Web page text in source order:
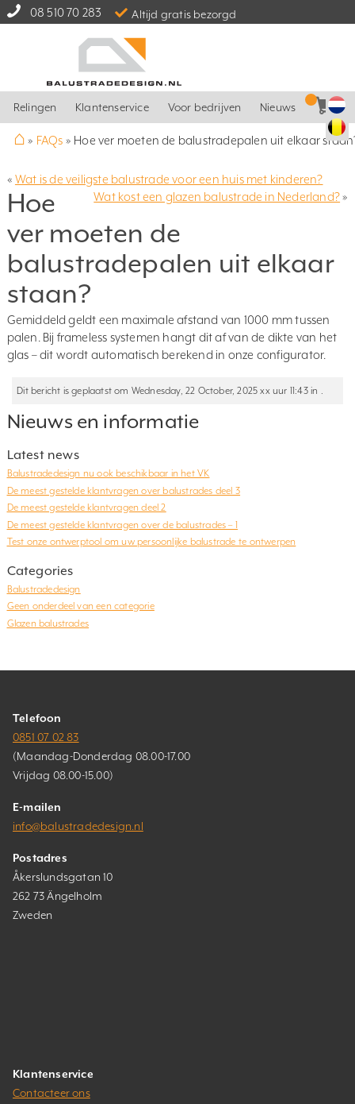
08 510 70 283 Altijd gratis bezorgd
Relingen Klantenservice Voor bedrijven Nieuws
⌂ » FAQs » Hoe ver moeten de balustradepalen uit elkaar
« Wat is de veiligste balustrade voor een huis met kinderen?
Wat kost een glazen balustrade in Nederland?»
Hoe
ver moeten de
balustradepalen uit elkaar
staan?
Gemiddeld geldt een maximale afstand van 1000 mm tussen
palen. Bij frameless systemen hangt dit af van de dikte van het
glas – dit wordt automatisch berekend in onze configurator.
Dit bericht is geplaatst om Wednesday, 22 October, 2025 xx uur 11:43 in .
Nieuws en informatie
Latest news
Balustradedesign nu ook beschikbaar in het VK
De meest gestelde klantvragen over balustrades deel 3
De meest gestelde klantvragen deel 2
De meest gestelde klantvragen over de balustrades – 1
Test onze ontwerptool om uw persoonlijke balustrade te ontwerpen
Categories
Balustradedesign
Geen onderdeel van een categorie
Glazen balustrades
Telefoon
0851 07 02 83
(Maandag-Donderdag 08.00-17.00
Vrijdag 08.00-15.00)
E-mailen
info@balustradedesign.nl
Postadres
Åkerslundsgatan 10
262 73 Ängelholm
Zweden
Klantenservice
Contacteer ons